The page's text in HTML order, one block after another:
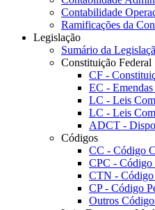
Contabilidade
Ramificações da
Legislação
Sumário da
Constituição Federal
CF -
EC -
LC - Leis
LC - Leis
ADCT -
Códigos
CC - Código
CPC - Código
CTN -
CP - Código
Outros